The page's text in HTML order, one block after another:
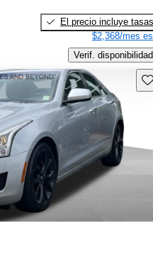
El precio incluye tasas
$2,368/mes
Verif. disponibilidad